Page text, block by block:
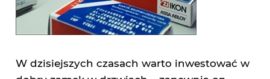
W dzisiejszych czasach warto inwestować w